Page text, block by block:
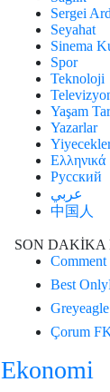
Sergei
Seyahat
Sinema
Spor
Teknoloji
Yaşam
Yazarlar
Ελληνικά
Русский
عربي
中国人
SON DAKİKA
Comment
Best
Çorum
Ekonomi